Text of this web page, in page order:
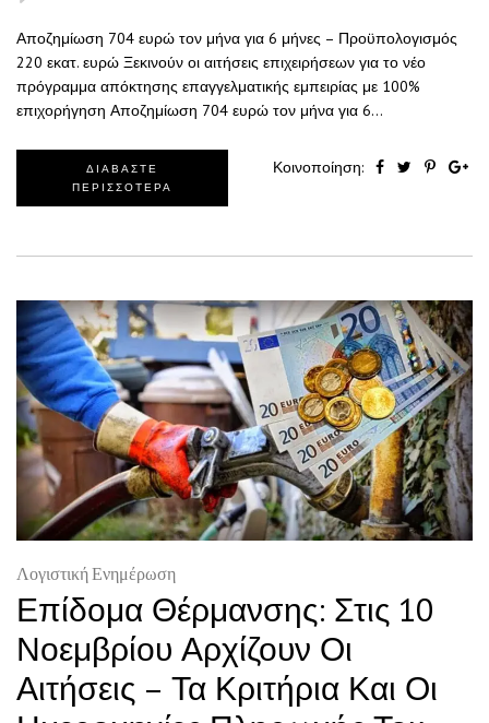
Αποζημίωση 704 ευρώ τον μήνα για 6 μήνες – Προϋπολογισμός
220 εκατ. ευρώ Ξεκινούν οι αιτήσεις επιχειρήσεων για το νέο
πρόγραμμα απόκτησης επαγγελματικής εμπειρίας με 100%
επιχορήγηση Αποζημίωση 704 ευρώ τον μήνα για 6…
ΔΙΑΒΑΣΤΕ
ΠΕΡΙΣΣΟΤΕΡΑ
Κοινοποίηση:
Λογιστική Ενημέρωση
Επίδομα Θέρμανσης: Στις 10
Νοεμβρίου Αρχίζουν Οι
Αιτήσεις – Τα Κριτήρια Και Οι